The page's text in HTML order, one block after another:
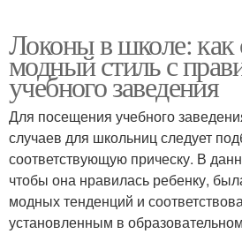
Локоны в школе: как
модный стиль с
учебного заведения
Для посещения учебного
случаев для школьниц следует
соответствующую прическу. В
чтобы она нравилась ребенку,
модных тенденций и
установленным в